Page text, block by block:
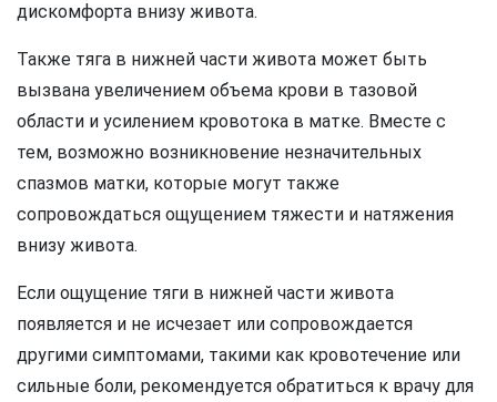
дискомфорта внизу живота.
Также тяга в нижней части живота может быть
вызвана увеличением объема крови в тазовой
области и усилением кровотока в матке. Вместе с
тем, возможно возникновение незначительных
спазмов матки, которые могут также
сопровождаться ощущением тяжести и натяжения
внизу живота.
Если ощущение тяги в нижней части живота
появляется и не исчезает или сопровождается
другими симптомами, такими как кровотечение или
сильные боли, рекомендуется обратиться к врачу для